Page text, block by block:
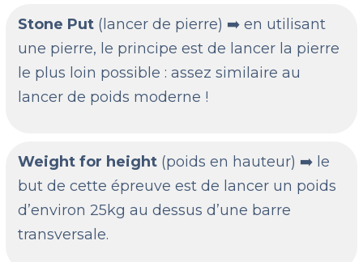
Stone Put (lancer de pierre) ➡️ en utilisant
une pierre, le principe est de lancer la pierre
le plus loin possible : assez similaire au
lancer de poids moderne !
Weight for height (poids en hauteur) ➡️ le
but de cette épreuve est de lancer un poids
d’environ 25kg au dessus d’une barre
transversale.